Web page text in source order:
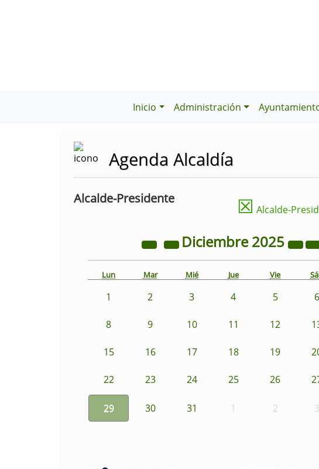
Inicio Administración
Agenda Alcaldía
Alcalde-Presidente ☒ Alcalde-
Diciembre2025
Lun Mar Mié Jue Vie
1 2 3 4 5 6
8 9 10 11 12
15 16 17 18 19
22 23 24 25 26
29 30 31 1 2 3